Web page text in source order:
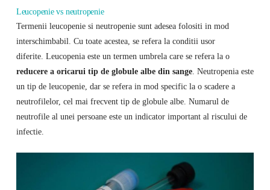
Leucopenie vs neutropenie
Termenii leucopenie si neutropenie sunt adesea folositi in mod
interschimbabil. Cu toate acestea, se refera la conditii usor
diferite. Leucopenia este un termen umbrela care se refera la o
reducere a oricarui tip de globule albe din sange. Neutropenia este
un tip de leucopenie, dar se refera in mod specific la o scadere a
neutrofilelor, cel mai frecvent tip de globule albe. Numarul de
neutrofile al unei persoane este un indicator important al riscului de
infectie.